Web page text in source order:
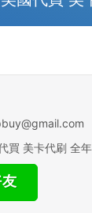
買 美卡代刷 全